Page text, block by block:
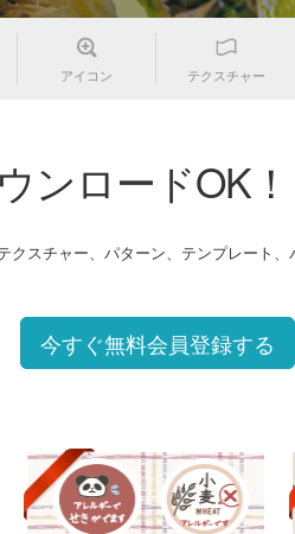
アイコン テクスチャー
ンロードOK！
スチャー、パターン、テンプレート
今すぐ無料会員登録する